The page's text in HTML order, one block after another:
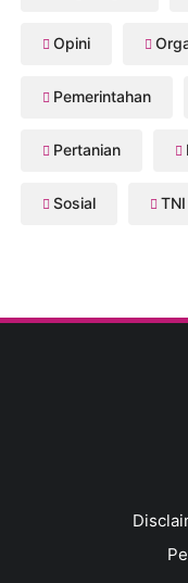
Opini
Pemerintahan
Pertanian
Sosial